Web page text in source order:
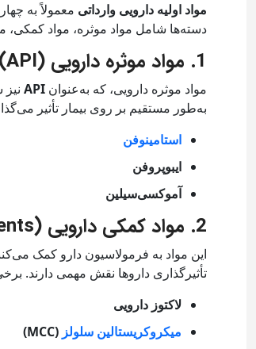
مواد اولیه دارویی وارداتی معمولاً به
دسته‌ها شامل مواد موثره، مواد کمکی،
1. مواد موثره دارویی (API)
مواد موثره دارویی، که به‌عنوان API
به‌طور مستقیم بر روی بیمار تأثیر
استامینوفن
ایبوپروفن
آموکسی‌سیلین
2. مواد کمکی دارویی (Excipients)
این مواد به فرمولاسیون دارو کمک
تأثیرگذاری داروها نقش مهمی دارند.
لاکتوز دارویی
میکروکریستالین سلولز (MCC)